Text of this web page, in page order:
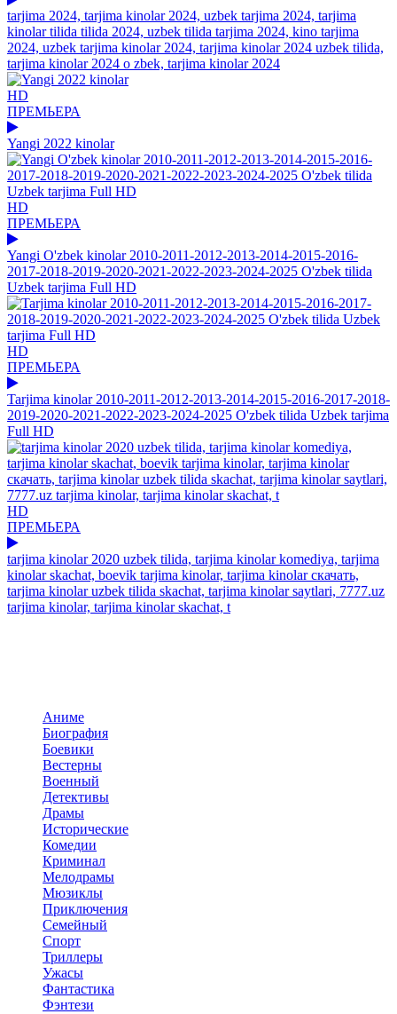
tarjima 2024, tarjima kinolar 2024, uzbek tarjima 2024, tarjima
kinolar tilida tilida 2024, uzbek tilida tarjima 2024, kino tarjima
2024, uzbek tarjima kinolar 2024, tarjima kinolar 2024 uzbek tilida,
tarjima kinolar 2024 o zbek, tarjima kinolar 2024
HD
ПРЕМЬЕРА
Yangi 2022 kinolar
HD
ПРЕМЬЕРА
Yangi O'zbek kinolar 2010-2011-2012-2013-2014-2015-2016-
2017-2018-2019-2020-2021-2022-2023-2024-2025 O'zbek tilida
Uzbek tarjima Full HD
HD
ПРЕМЬЕРА
Tarjima kinolar 2010-2011-2012-2013-2014-2015-2016-2017-2018-
2019-2020-2021-2022-2023-2024-2025 O'zbek tilida Uzbek tarjima
Full HD
HD
ПРЕМЬЕРА
tarjima kinolar 2020 uzbek tilida, tarjima kinolar komediya, tarjima
kinolar skachat, boevik tarjima kinolar, tarjima kinolar скачать,
tarjima kinolar uzbek tilida skachat, tarjima kinolar saytlari, 7777.uz
tarjima kinolar, tarjima kinolar skachat, t
Аниме
Биография
Боевики
Вестерны
Военный
Детективы
Драмы
Исторические
Комедии
Криминал
Мелодрамы
Мюзиклы
Приключения
Семейный
Спорт
Триллеры
Ужасы
Фантастика
Фэнтези